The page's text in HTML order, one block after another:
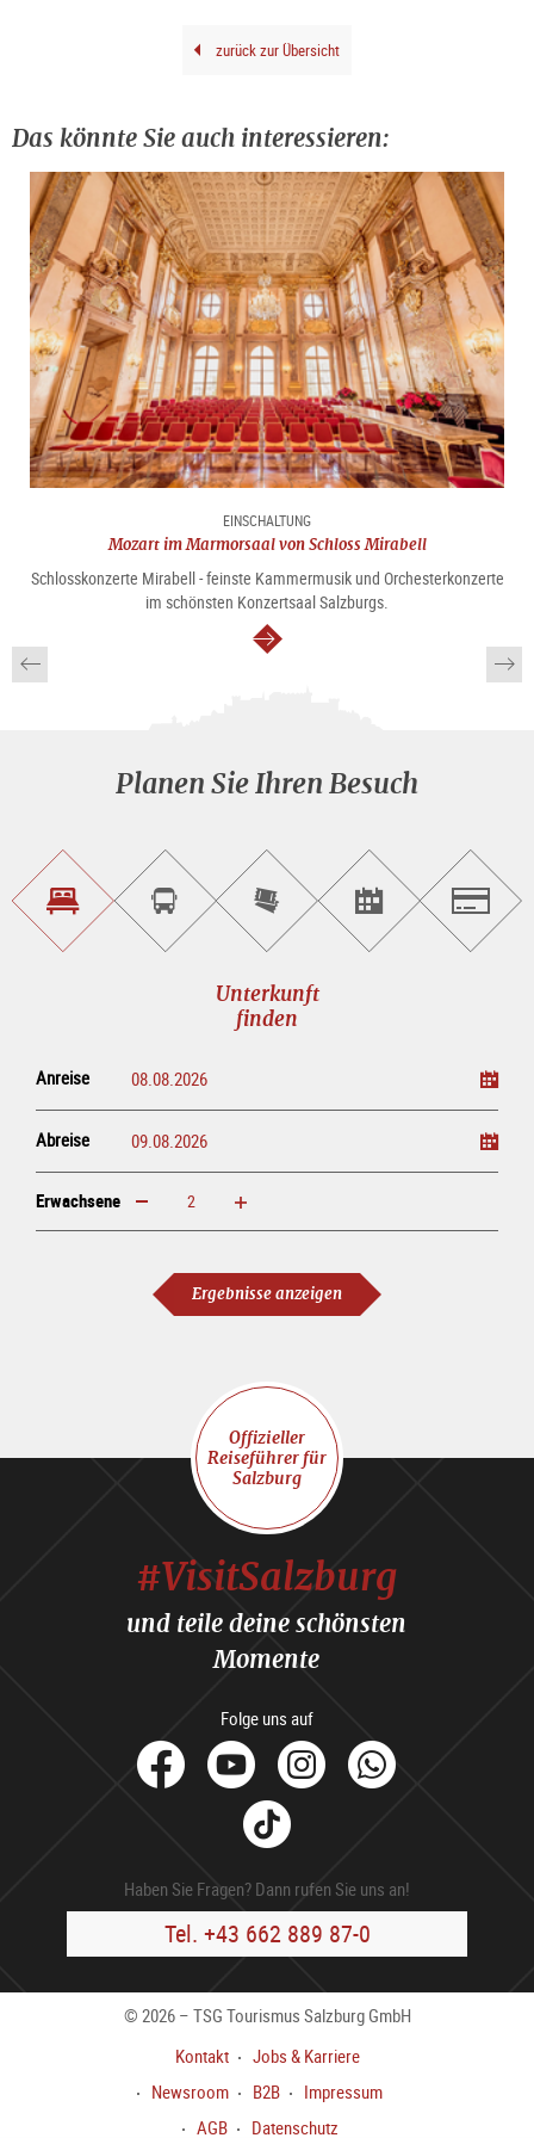
zurück zur Übersicht
Das könnte Sie auch interessieren:
EINSCHALTUNG
Mozart im Marmorsaal von Schloss Mirabell
Schlosskonzerte Mirabell - feinste Kammermusik und Orchesterkonzerte
im schönsten Konzertsaal Salzburgs.
weiter
Planen Sie Ihren Besuch
Unterkunft<br>findenSightseeing<br>Tour
buchen
Tickets
online<br>kaufen
Events<br>finden
Unterkunft
finden
Anreise
Abreise
Erwachsene erhöhen verringern
Ergebnisse anzeigen
Offizieller
Reiseführer für
Salzburg
#VisitSalzburg
und teile deine schönsten
Momente
Folge uns auf
facebook
YoutubeInstagram
Tik
Tok
Haben Sie Fragen? Dann rufen Sie uns an!
Tel. +43 662 889 87-0
© 2026 – TSG Tourismus Salzburg GmbH
Kontakt
Jobs & Karriere
Newsroom
B2B
Impressum
AGB
Datenschutz